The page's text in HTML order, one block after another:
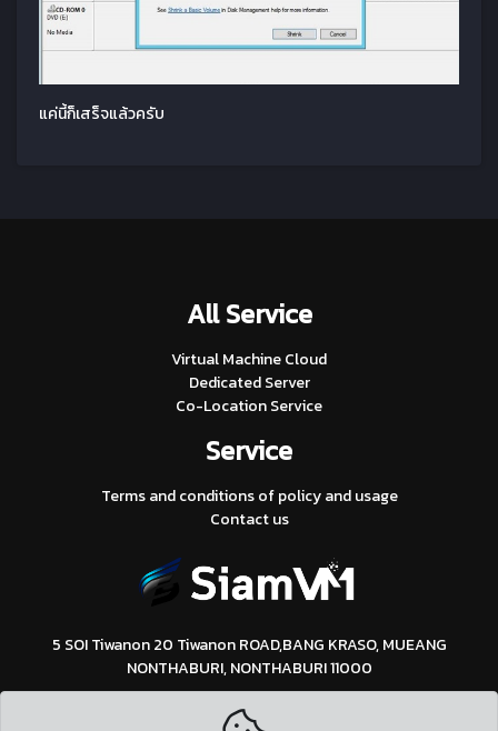
แค่นี้ก็เสร็จแล้วครับ
All Service
Virtual Machine Cloud
Dedicated Server
Co-Location Service
Service
Terms and conditions of policy and usage
Contact us
5 SOI Tiwanon 20 Tiwanon ROAD,BANG KRASO, MUEANG
NONTHABURI, NONTHABURI 11000
097-936-3961